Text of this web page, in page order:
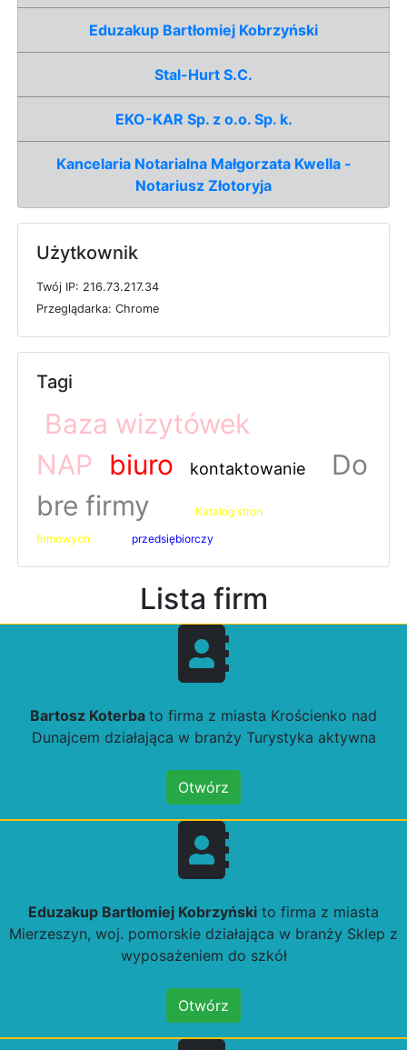
Eduzakup Bartłomiej Kobrzyński
Stal-Hurt S.C.
EKO-KAR Sp. z o.o. Sp. k.
Kancelaria Notarialna Małgorzata Kwella -
Notariusz Złotoryja
Użytkownik
Twój IP: 216.73.217.34
Przeglądarka: Chrome
Tagi
Baza wizytówek
NAP
biuro kontaktowanie
Do
bre firmy
Katalog stron
firmowych
przedsiębiorczy
Lista firm
Bartosz Koterba to firma z miasta Krościenko nad
Dunajcem działająca w branży Turystyka aktywna
Otwórz
Eduzakup Bartłomiej Kobrzyński to firma z miasta
Mierzeszyn, woj. pomorskie działająca w branży Sklep z
wyposażeniem do szkół
Otwórz